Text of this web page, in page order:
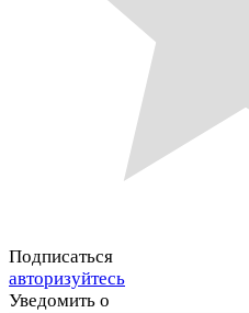
Подписаться
авторизуйтесь
Уведомить о